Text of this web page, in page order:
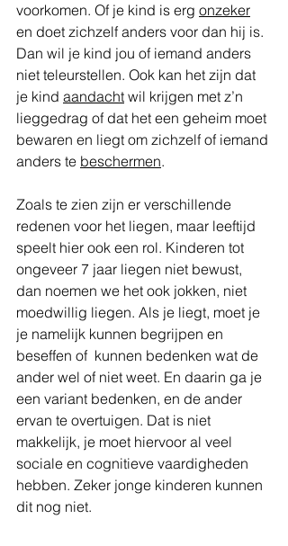
voorkomen. Of je kind is erg onzeker
en doet zichzelf anders voor dan hij is.
Dan wil je kind jou of iemand anders
niet teleurstellen. Ook kan het zijn dat
je kind aandacht wil krijgen met z’n
lieggedrag of dat het een geheim moet
bewaren en liegt om zichzelf of iemand
anders te beschermen.
Zoals te zien zijn er verschillende
redenen voor het liegen, maar leeftijd
speelt hier ook een rol. Kinderen tot
ongeveer 7 jaar liegen niet bewust,
dan noemen we het ook jokken, niet
moedwillig liegen. Als je liegt, moet je
je namelijk kunnen begrijpen en
beseffen of  kunnen bedenken wat de
ander wel of niet weet. En daarin ga je
een variant bedenken, en de ander
ervan te overtuigen. Dat is niet
makkelijk, je moet hiervoor al veel
sociale en cognitieve vaardigheden
hebben. Zeker jonge kinderen kunnen
dit nog niet.